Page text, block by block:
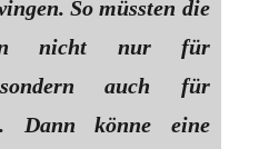
So müssten die
nicht nur für
sondern auch für
Dann könne eine